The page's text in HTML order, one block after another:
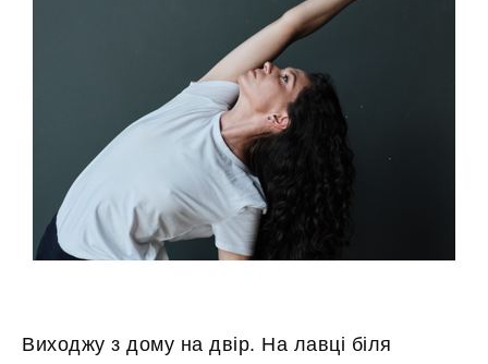
Виходжу з дому на двір. На лавці біля